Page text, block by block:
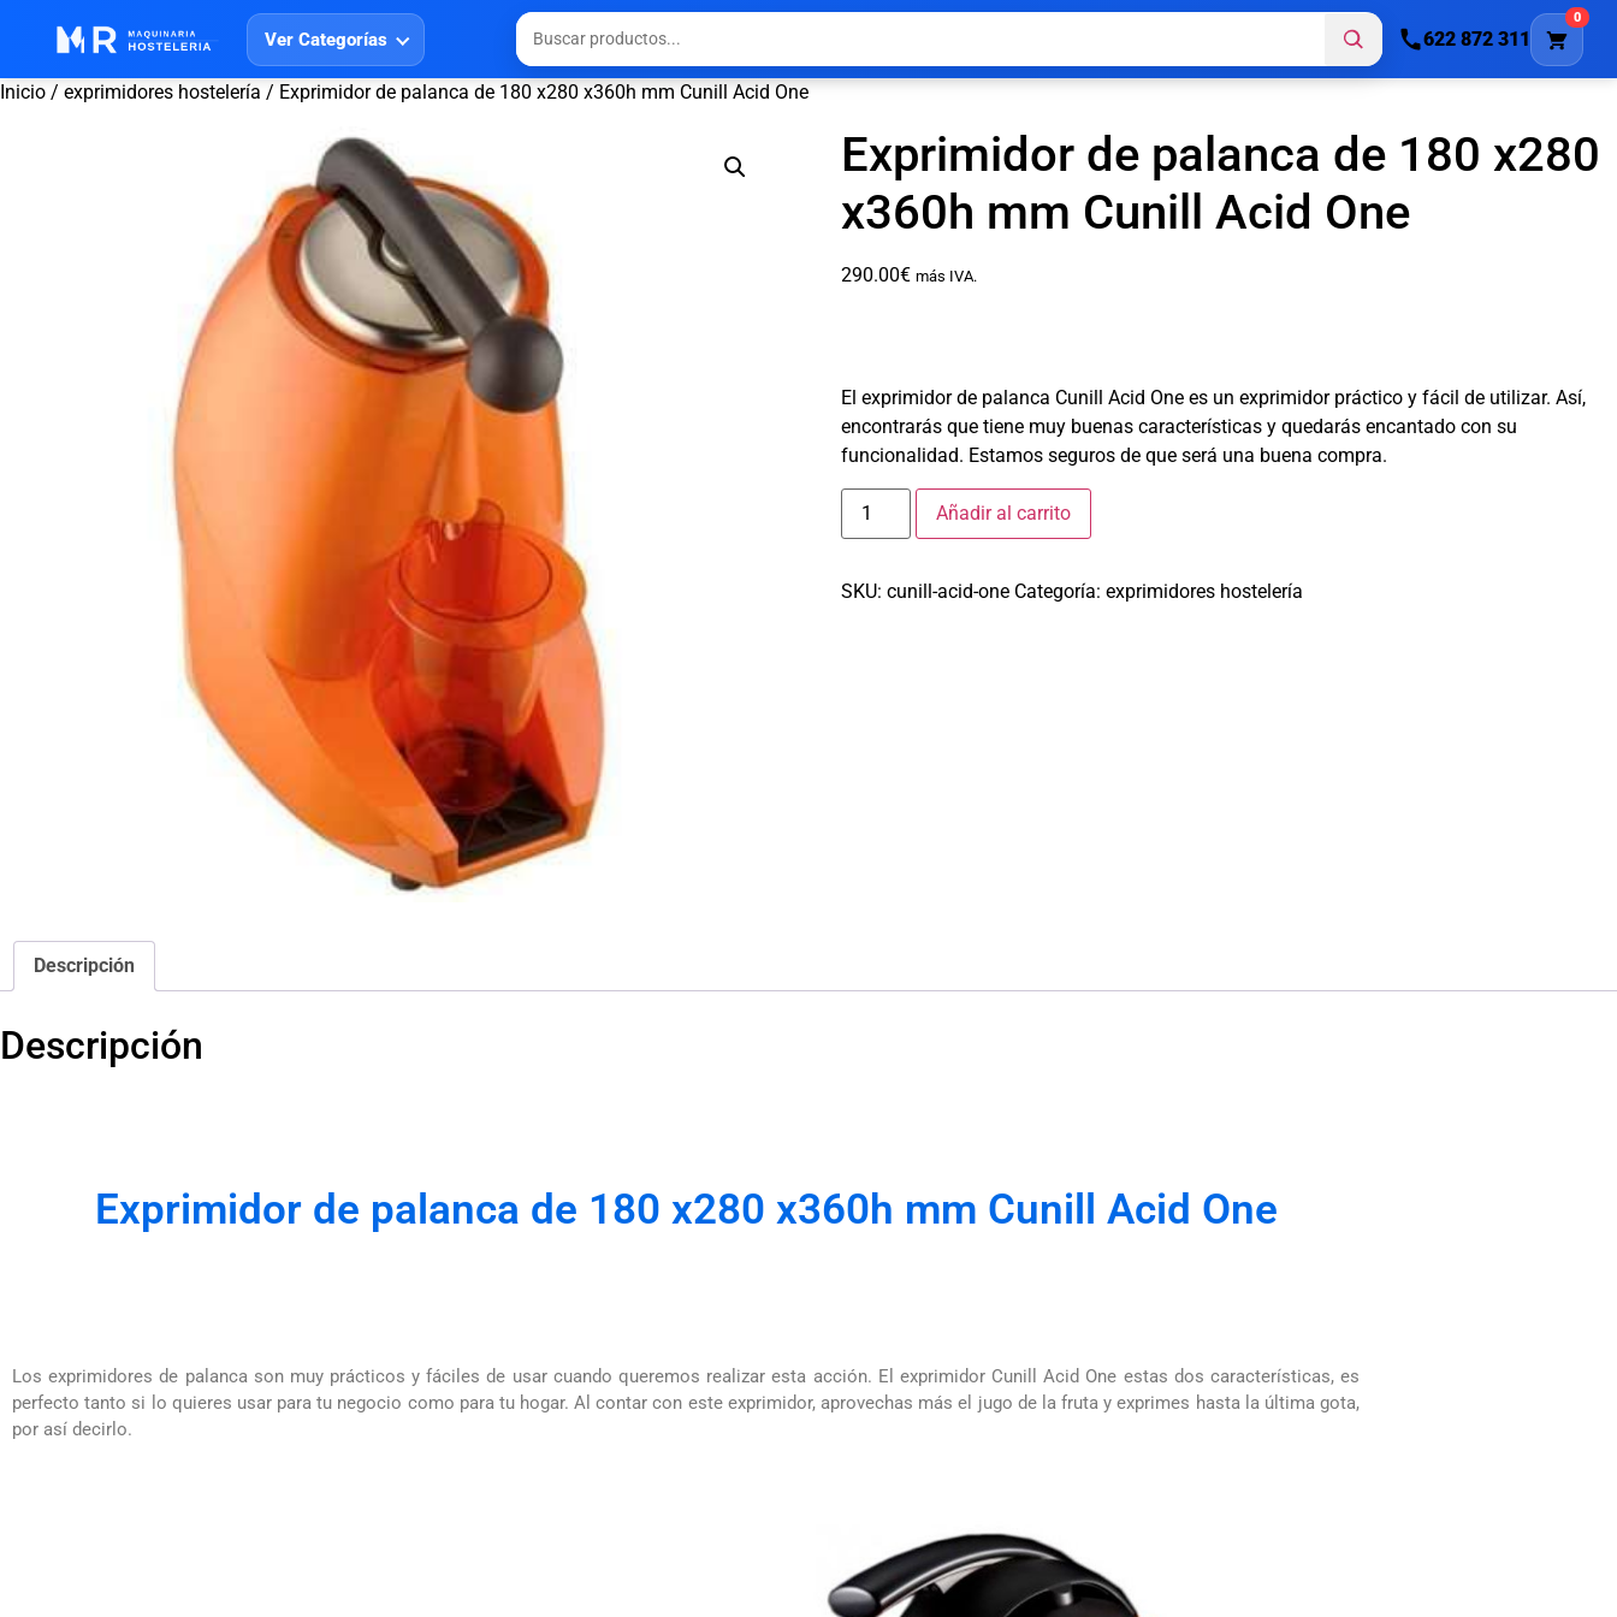
Ver Categorías 622 872 311
0
Inicio / exprimidores hostelería / Exprimidor de palanca de 180 x280 x360h mm Cunill Acid One
Exprimidor de palanca de 180 x280
x360h mm Cunill Acid One
290.00€ más IVA.
El exprimidor de palanca Cunill Acid One es un exprimidor práctico y fácil de utilizar. Así,
encontrarás que tiene muy buenas características y quedarás encantado con su
funcionalidad. Estamos seguros de que será una buena compra.
Añadir al carrito
SKU: cunill-acid-one Categoría: exprimidores hostelería
Descripción
Descripción
Exprimidor de palanca de 180 x280 x360h mm Cunill Acid One
Los exprimidores de palanca son muy prácticos y fáciles de usar cuando queremos realizar esta acción. El exprimidor Cunill Acid One estas dos características, es
perfecto tanto si lo quieres usar para tu negocio como para tu hogar. Al contar con este exprimidor, aprovechas más el jugo de la fruta y exprimes hasta la última gota,
por así decirlo.